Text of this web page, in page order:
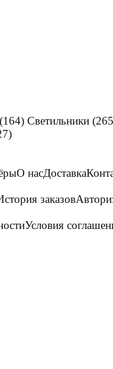
(164) Светильники
О насДоставка
заказов
Условия